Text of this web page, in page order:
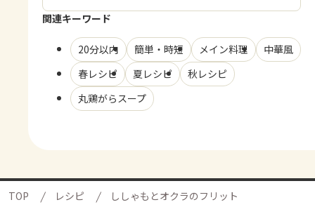
関連キーワード
20分以内 簡単・時短 メイン料理
中華風
春レシピ
夏レシピ
秋レシピ
丸鶏がらスープ
TOP レシピ ししゃもとオクラのフリット